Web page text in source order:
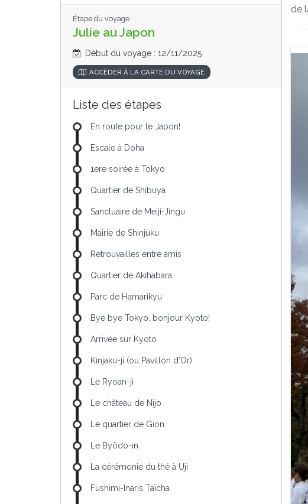
de
Étape du voyage
Julie au Japon
Début du voyage : 12/11/2025
ACCÉDER À LA CARTE DU VOYAGE
Liste des étapes
En route pour le Japon!
Escale à Doha
1ere soirée à Tokyo
Quartier de Shibuya
Sanctuaire de Meiji-Jingu
Mairie de Shinjuku
Retrouvailles entre amis
Quartier de Akihabara
Parc de Hamarikyu
Bye bye Tokyo, bonjour Kyoto!
Arrivée sur Kyoto
Kinjaku-ji (ou Pavillon d’Or)
Le Ryoan-ji
Le château de Nijo
Le quartier de Gion
Le Byōdo-in
La cérémonie du thé à Uji
Fushimi-Inaris Taïcha